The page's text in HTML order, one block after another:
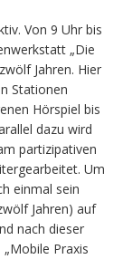
Von 9 Uhr bis
„Die
Jahren. Hier
Stationen
Hörspiel bis
dazu wird
partizipativen
Um
einmal sein
Jahren) auf
nach dieser
Praxis